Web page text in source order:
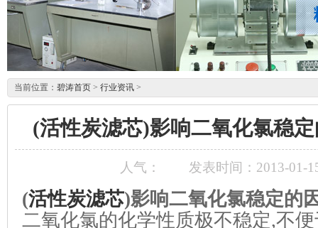
当前位置： 碧涛首页 > 行业资讯 >
(活性炭滤芯)影响二氧化氯稳
人气： 发表时间：2013-01-
(活性炭滤芯)影响二氧化氯稳定的
二氧化氯的化学性质极不稳定,不